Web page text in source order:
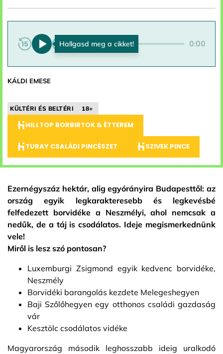
0:00 0:00
KÁLDI EMESE
KÜLTÉRI ÉS BELTÉRI 18+
HILLTOP BORBIRTOK & ÉTTEREM
TURAY CSALÁDI PINCÉSZET SZIVEK PINCE
Ezernégyszáz hektár, alig egyórányira Budapesttől: az
ország egyik legkarakteresebb és legkevésbé
felfedezett borvidéke a Neszmélyi, ahol nemcsak a
nedűk, de a táj is csodálatos. Ideje megismerkednünk
vele!
Miről is lesz szó pontosan?
Luxemburgi Zsigmond egyik kedvenc borvidéke,
Neszmély
Borvidéki barangolás kezdete Melegeshegyen
Baji Szőlőhegyen egy otthonos családi gazdaság
vár
Kesztölc csodálatos vidéke
Magyarország második leghosszabb ideig uralkodó